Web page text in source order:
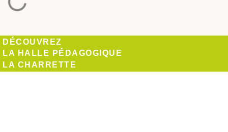
DÉCOUVREZ
LA HALLE PÉDAGOGIQUE
LA CHARRETTE